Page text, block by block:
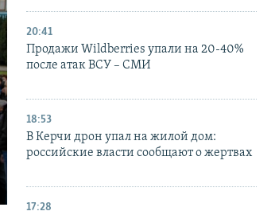
20:41
Продажи Wildberries упали на 20-40%
после атак ВСУ – СМИ
18:53
В Керчи дрон упал на жилой дом:
российские власти сообщают о жертвах
17:28